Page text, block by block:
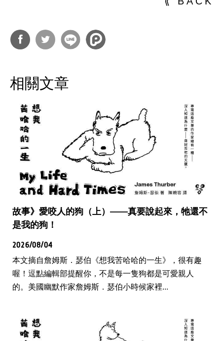
到
到
相關文章
故事》愛咬人的狗（上）——真要說起來，牠還不
是我的狗！
2026/08/04
本文摘自詹姆斯．瑟伯《想我苦哈哈的一生》，很有趣
喔！逗點編輯部提醒你，不是每一隻狗都是可愛親人
的。美國幽默作家詹姆斯．瑟伯小時候家裡...